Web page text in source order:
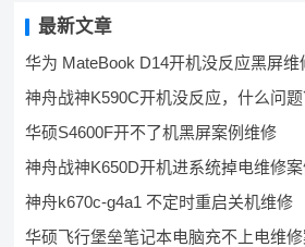
最新文章
华为 MateBook D14开机没反应黑屏维
神舟战神K590C开机没反应，什么问题
华硕S4600F开不了机黑屏案例维修
神舟战神K650D开机进系统掉电维修案
神舟k670c-g4a1 不定时重启关机维修
华硕飞行堡垒笔记本电脑充不上电维修